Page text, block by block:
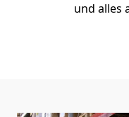
und alles